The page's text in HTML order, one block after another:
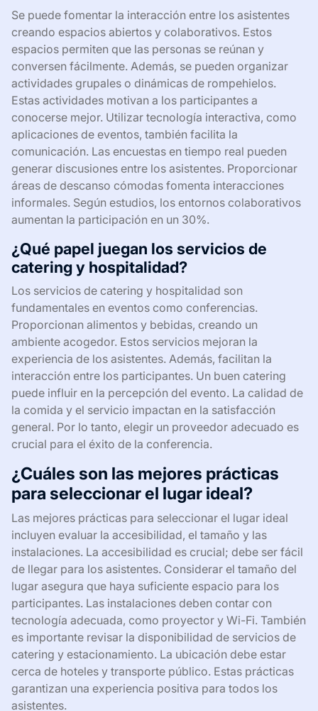
Se puede fomentar la interacción entre los asistentes
creando espacios abiertos y colaborativos. Estos
espacios permiten que las personas se reúnan y
conversen fácilmente. Además, se pueden organizar
actividades grupales o dinámicas de rompehielos.
Estas actividades motivan a los participantes a
conocerse mejor. Utilizar tecnología interactiva, como
aplicaciones de eventos, también facilita la
comunicación. Las encuestas en tiempo real pueden
generar discusiones entre los asistentes. Proporcionar
áreas de descanso cómodas fomenta interacciones
informales. Según estudios, los entornos colaborativos
aumentan la participación en un 30%.
¿Qué papel juegan los servicios de
catering y hospitalidad?
Los servicios de catering y hospitalidad son
fundamentales en eventos como conferencias.
Proporcionan alimentos y bebidas, creando un
ambiente acogedor. Estos servicios mejoran la
experiencia de los asistentes. Además, facilitan la
interacción entre los participantes. Un buen catering
puede influir en la percepción del evento. La calidad de
la comida y el servicio impactan en la satisfacción
general. Por lo tanto, elegir un proveedor adecuado es
crucial para el éxito de la conferencia.
¿Cuáles son las mejores prácticas
para seleccionar el lugar ideal?
Las mejores prácticas para seleccionar el lugar ideal
incluyen evaluar la accesibilidad, el tamaño y las
instalaciones. La accesibilidad es crucial; debe ser fácil
de llegar para los asistentes. Considerar el tamaño del
lugar asegura que haya suficiente espacio para los
participantes. Las instalaciones deben contar con
tecnología adecuada, como proyector y Wi-Fi. También
es importante revisar la disponibilidad de servicios de
catering y estacionamiento. La ubicación debe estar
cerca de hoteles y transporte público. Estas prácticas
garantizan una experiencia positiva para todos los
asistentes.